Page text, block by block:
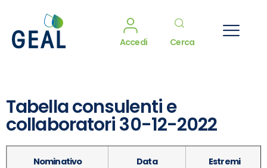
Accedi Cerca
Tabella consulenti e
collaboratori 30-12-2022
Nominativo
Data
Estremi